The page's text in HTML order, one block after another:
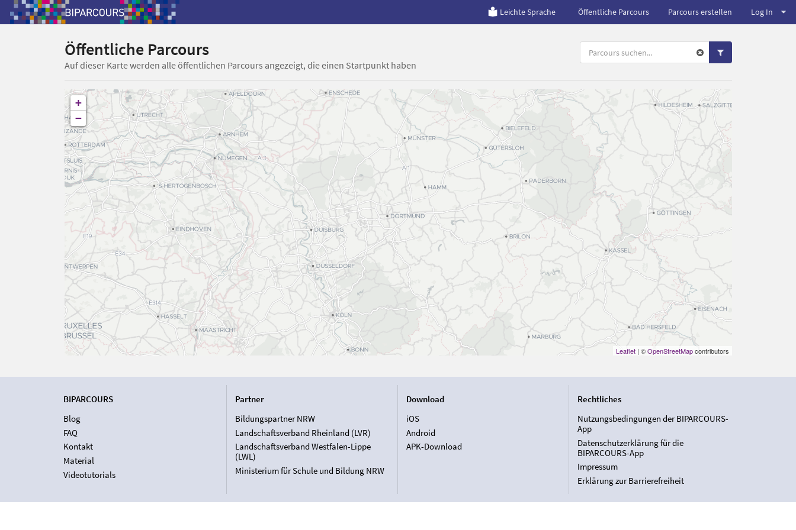
Leichte Sprache Öffentliche Parcours Parcours erstellen Log In
Öffentliche Parcours
Auf dieser Karte werden alle öffentlichen Parcours angezeigt, die einen Startpunkt haben
+
−
Leaflet| ©OpenStreetMapcontributors
BIPARCOURS
Blog
FAQ
Kontakt
Material
Videotutorials
Partner
Bildungspartner NRW
Landschaftsverband Rheinland (LVR)
Landschaftsverband Westfalen-Lippe
(LWL)
Ministerium für Schule und Bildung NRW
Download
iOS
Android
APK-Download
Rechtliches
Nutzungsbedingungen der BIPARCOURS-
App
Datenschutzerklärung für die
BIPARCOURS-App
Impressum
Erklärung zur Barrierefreiheit